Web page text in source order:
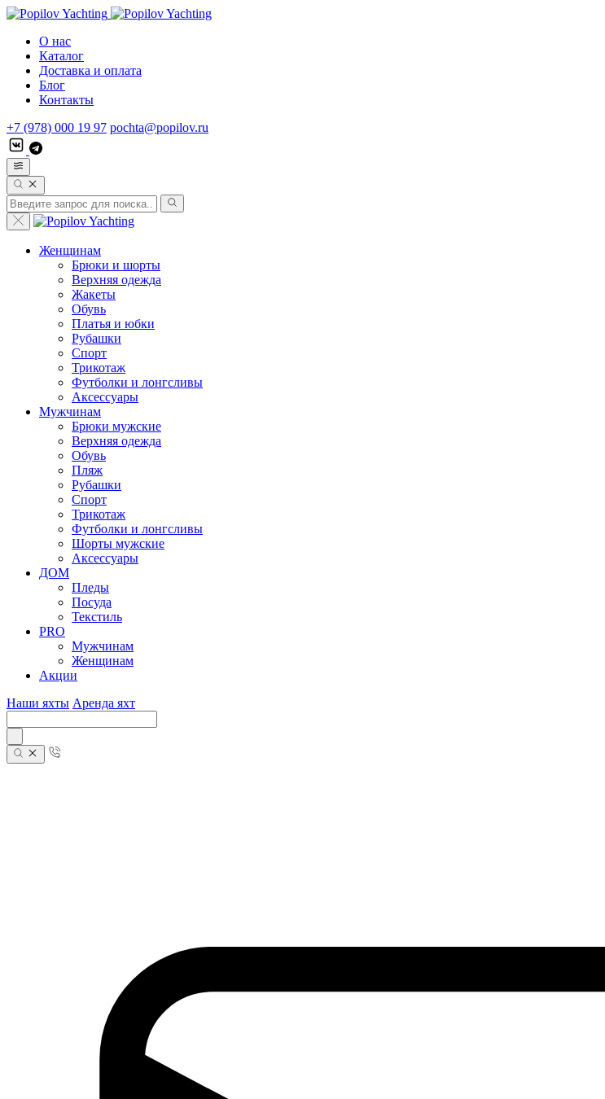
О нас
Каталог
Доставка и оплата
Блог
Контакты
+7 (978) 000 19 97 pochta@popilov.ru
Женщинам
Брюки и шорты
Верхняя одежда
Жакеты
Обувь
Платья и юбки
Рубашки
Спорт
Трикотаж
Футболки и лонгсливы
Аксессуары
Мужчинам
Брюки мужские
Верхняя одежда
Обувь
Пляж
Рубашки
Спорт
Трикотаж
Футболки и лонгсливы
Шорты мужские
Аксессуары
ДОМ
Пледы
Посуда
Текстиль
PRO
Мужчинам
Женщинам
Акции
Наши яхты Аренда яхт